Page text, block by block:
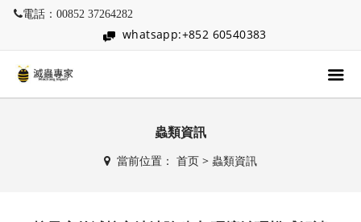
電話：00852 37264282
whatsapp:+852 60540383
蟲類資訊
當前位置： 首页> 蟲類資訊